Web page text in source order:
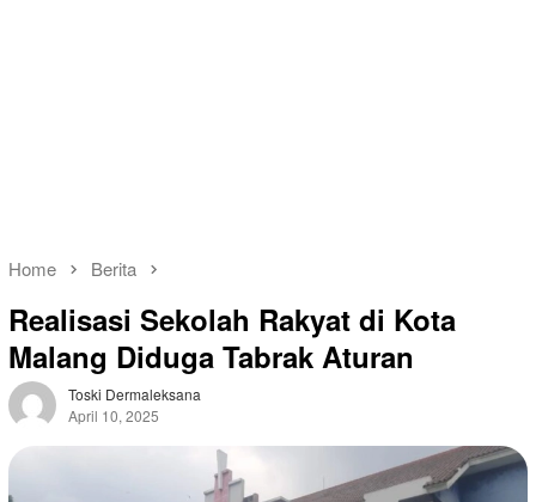
Home Berita
Realisasi Sekolah Rakyat di Kota
Malang Diduga Tabrak Aturan
Toski Dermaleksana
April 10, 2025